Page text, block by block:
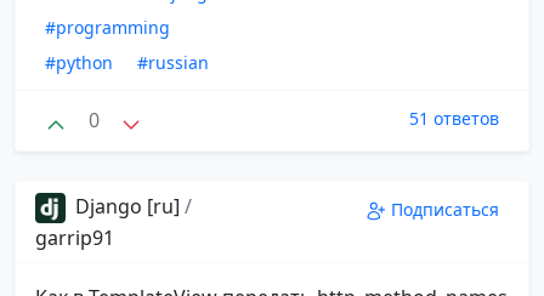
#programming
#python
#russian
0 51 ответов
Django [ru] /
garrip91
Подписаться